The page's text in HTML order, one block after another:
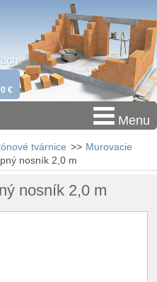
€
Menu
tvárnice >> Murovacie
nosník 2,0 m
nosník 2,0 m